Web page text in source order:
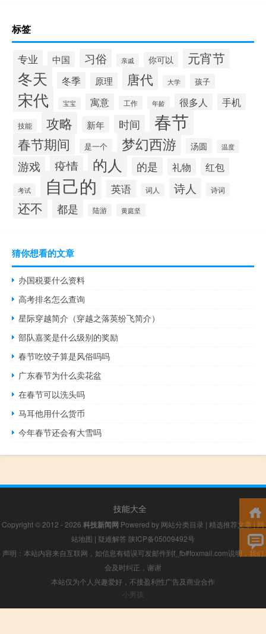
标签
专业 中国 习俗 亲戚 你可以 元宵节
冬天 冬季 原理 唐代 大学 孩子
宋代 宝宝 寓意 工作 年龄 很多人 手机
技能 攻略 新年 时间 春节
春节期间 是一个 梦幻西游 汤圆 温度
游戏 疫情 的人 的是 礼物 红包
考试 自己的 英语 词人 诗人 诗词
还不 都是 陆游 黄庭坚
猜你想看的文章
办国税要什么资料
高考排名怎么查询
星际穿越简介（穿越之落英纷飞简介）
部队嘉奖是什么级别的奖励
春节吃饺子算是风俗吗吗
广东春节为什么卖花盆
在春节可以洗头吗
马耳他用什么货币
今年春节还会有大雪吗
技能大全
Copyright © 2012 - 2026 科技新闻网 Powered by 网站分类目录 | 精选推荐文章 | 网
站地图 | 疑难解答 陕ICP备05009492号
声明：本站内容来自互联网，如信息有错误可发邮件到f_fb#foxmail.com说明，我们
会及时纠正，谢谢
本站仅为个人兴趣爱好，不接盈利性广告及商业合作
小男孩